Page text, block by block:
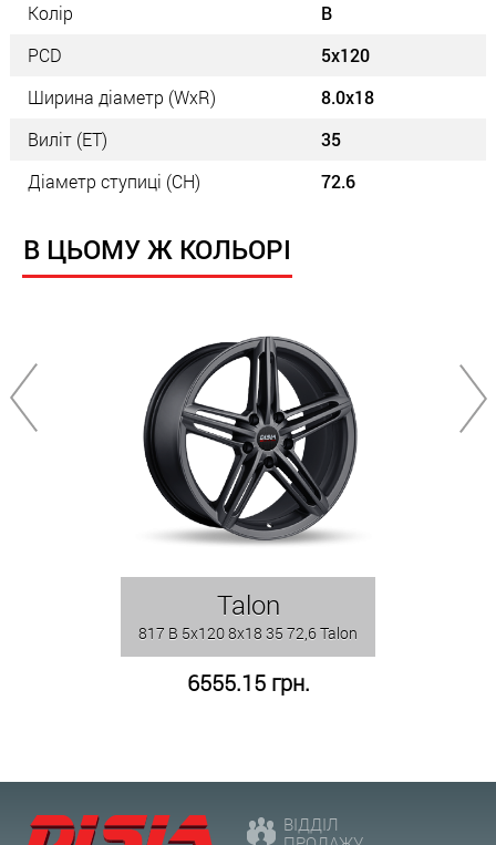
Колір
B
PCD
5x120
Ширина діаметр (WxR)
8.0x18
Виліт (ET)
35
Діаметр ступиці (СН)
72.6
В ЦЬОМУ Ж КОЛЬОРІ
Talon
817 B 5x120 8x18 35 72,6 Talon
6555.15 грн.
ВІДДІЛ